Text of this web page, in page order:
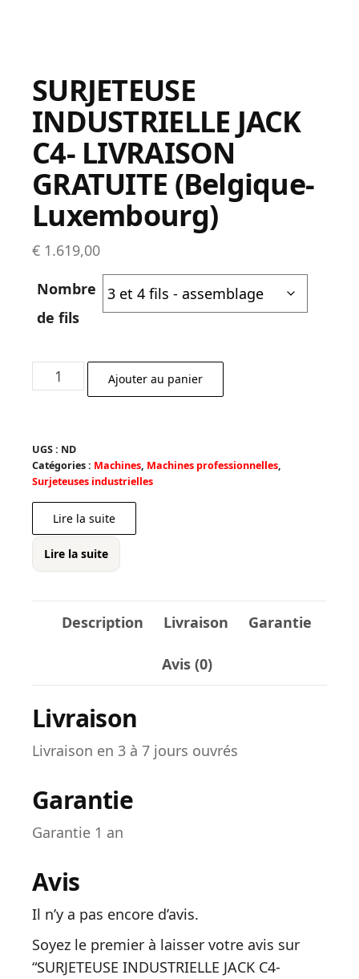
SURJETEUSE
INDUSTRIELLE JACK
C4- LIVRAISON
GRATUITE (Belgique-
Luxembourg)
€ 1.619,00
Nombre
de fils
quantité
de
JACK
C4-
LIVRAISON
GRATUITE
(Belgique-
Luxembourg)
Ajouter au panier
UGS : ND
Catégories : Machines, Machines professionnelles,
Surjeteuses industrielles
Lire la suite
Lire la suite
Description Livraison Garantie
Avis (0)
Livraison
Livraison en 3 à 7 jours ouvrés
Garantie
Garantie 1 an
Avis
Il n’y a pas encore d’avis.
Soyez le premier à laisser votre avis sur
“SURJETEUSE INDUSTRIELLE JACK C4-